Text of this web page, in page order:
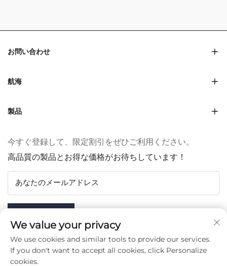
お問い合わせ
航海
製品
今すぐ登録して、限定割引をぜひご利用ください。
高品質の製品とお得な価格がお待ちしています！
あなたのメールアドレス
フォローする
We value your privacy
We use cookies and similar tools to provide our services.
If you don't want to accept all cookies, click Personalize
cookies.